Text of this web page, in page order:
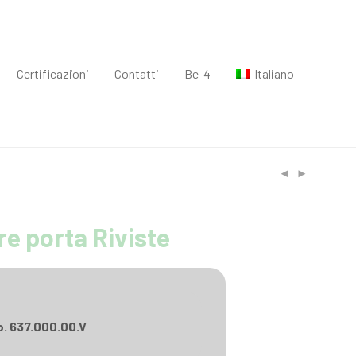
Certificazioni Contatti Be-4 Italiano
porta Riviste
637.000.00.V